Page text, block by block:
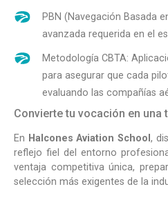
PBN (Navegación Basada
avanzada requerida en el
Metodología CBTA:
para asegurar que cada
evaluando las compañías
Convierte tu vocación en una
En Halcones Aviation School,
reflejo fiel del entorno
ventaja competitiva única,
selección más exigentes de la